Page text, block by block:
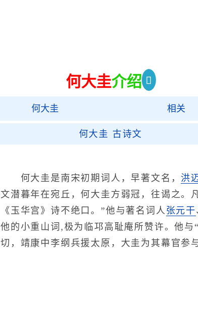
何大圭介绍
何大圭 相关
何大圭 古诗文
何大圭是南宋初期词人，早著文名， 洪
文潜暮年在宛丘，何大圭方弱冠，往谒之。
《玉华宫》诗不绝口。”他与著名词人 张元干
他的小重山词,极为临邛高耻庵所赞许。他与
切，靖康中李纲兵援太原，大圭为其幕官参